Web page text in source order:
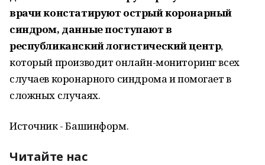
врачи констатируют острый коронарный
синдром, данные поступают в
республиканский логистический центр,
который производит онлайн-мониторинг всех
случаев коронарного синдрома и помогает в
сложных случаях.
Источник - Башинформ.
Читайте нас